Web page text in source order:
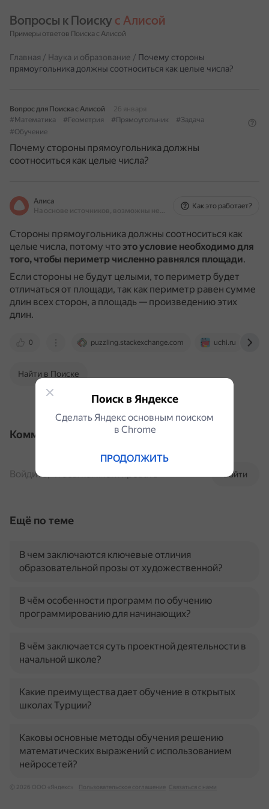
Вопросы к Поиску с Алисой
Примеры ответов Поиска с Алисой
Главная / Наука и образование / Почему стороны
прямоугольника должны соотноситься как целые числа?
Вопрос для Поиска с Алисой
26 января
#Математика
#Геометрия #Прямоугольник
#Задача
#Обучение
Почему стороны прямоугольника должны
соотноситься как целые числа?
Алиса
На основе источников, возможны неточности
Как это работает?
Стороны прямоугольника должны соотноситься как
целые числа, потому что это условие необходимо для
того, чтобы периметр численно равнялся площади.
Если стороны не будут целыми, то периметр будет
отличаться от площади, так как периметр равен сумме
длин всех сторон, а площадь — произведению этих
длин.
0 puzzling.stackexchange.com uchi.ru
Найти в Поиске
Комментарии
Войти
Войдите, чтобы комментировать
Ещё по теме
В чем заключаются ключевые отличия
образовательной прозы от художественной?
В чём особенности программ по обучению
программированию для начинающих?
В чём заключается суть проектной деятельности в
начальной школе?
Какие преимущества дает обучение в открытых
школах Турции?
Каковы основные методы обучения решению
математических выражений с использованием
нейросетей?
© 2026 ООО «Яндекс» Пользовательское соглашение Связаться с нами
Поиск в Яндексе
Сделать Яндекс основным поиском
в Сhrome
ПРОДОЛЖИТЬ